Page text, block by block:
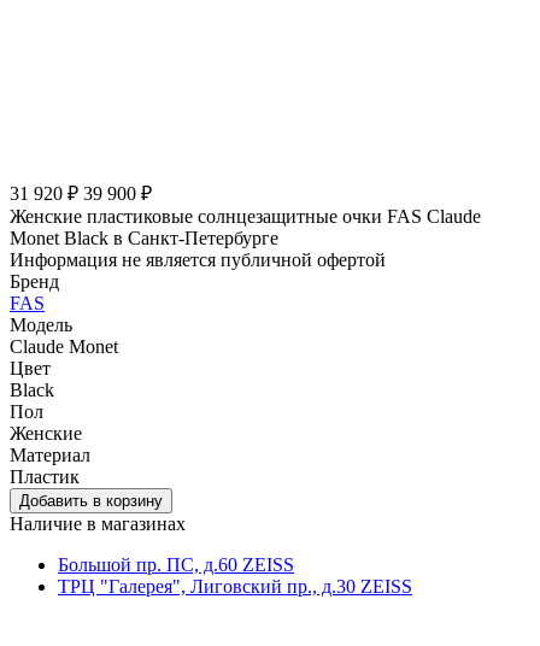
31 920 ₽ 39 900 ₽
Женские пластиковые солнцезащитные очки FAS Claude
Monet Black в Санкт-Петербурге
Информация не является публичной офертой
Бренд
FAS
Модель
Claude Monet
Цвет
Black
Пол
Женские
Материал
Пластик
Наличие в магазинах
Большой пр. ПС, д.60 ZEISS
ТРЦ "Галерея", Лиговский пр., д.30 ZEISS